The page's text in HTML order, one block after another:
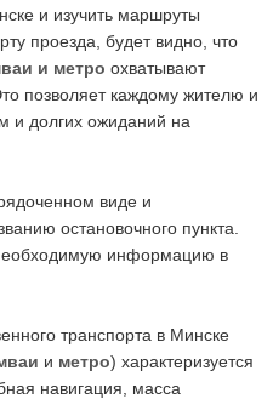
и изучить маршруты
проезда, будет видно, что
и метро охватывают
позволяет каждому жителю и
и долгих ожиданий на
виде и
остановочного пункта.
информацию в
транспорта в Минске
и метро) характеризуется
навигация, масса